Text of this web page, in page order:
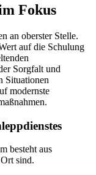
Fokus
an oberster Stelle.
auf die Schulung
Sorgfalt und
Situationen
modernste
besteht aus
sind.